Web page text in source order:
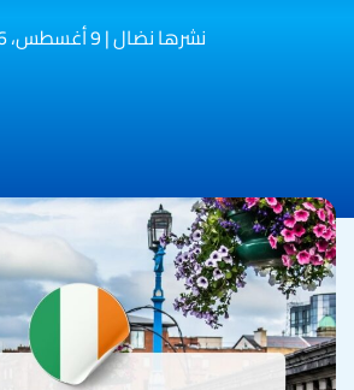
نشرها نضال|9 أغسطس، 2026